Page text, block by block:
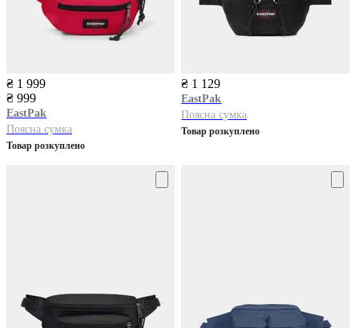
₴ 1 999
₴ 999
EastPak
Поясна сумка
Товар розкуплено
₴ 1 129
EastPak
Поясна сумка
Товар розкуплено